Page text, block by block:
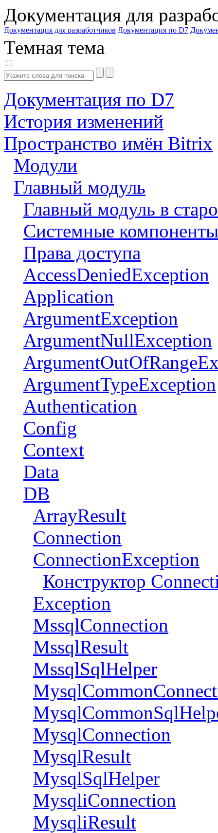
Документация для
Документация для разработчиков Документация по D7
Темная тема
Документация по D7
История изменений
Пространство имён Bitrix
Модули
Главный модуль
Главный модуль в
Системные компоненты
Права доступа
AccessDeniedException
Application
ArgumentException
ArgumentNullException
ArgumentTypeException
Authentication
Config
Context
Data
DB
ArrayResult
Connection
ConnectionException
Конструктор
Exception
MssqlConnection
MssqlResult
MssqlSqlHelper
MysqlConnection
MysqlResult
MysqlSqlHelper
MysqliConnection
MysqliResult